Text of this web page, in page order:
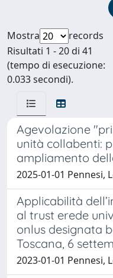
Mostra
records
Risultati 1 - 20 di 41
(tempo di esecuzione:
0.033 secondi).
Agevolazione
unità collabenti:
ampliamento
2025-01-01 Pennesi,
Applicabilità
al trust erede
onlus designata
Toscana, 6
2023-01-01 Pennesi,